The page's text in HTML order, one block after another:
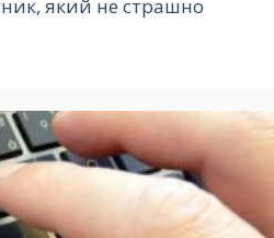
який не страшно